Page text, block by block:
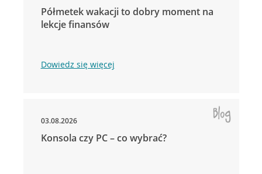
Półmetek wakacji to dobry moment na
lekcje finansów
Dowiedz się więcej
03.08.2026
Konsola czy PC – co wybrać?